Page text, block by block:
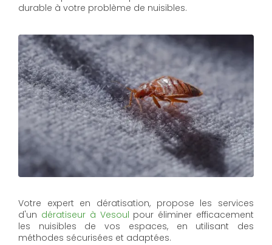
durable à votre problème de nuisibles.
Votre expert en dératisation, propose les services
d'un dératiseur à Vesoul pour éliminer efficacement
les nuisibles de vos espaces, en utilisant des
méthodes sécurisées et adaptées.